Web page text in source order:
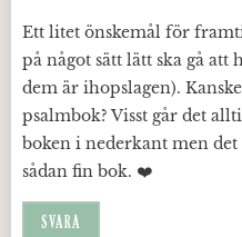
Ett litet önskemål för
på något sätt lätt ska gå
dem är ihopslagen).
psalmbok? Visst går det
boken i nederkant men
sådan fin bok. ❤️
SVARA